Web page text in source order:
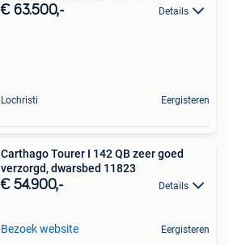
€ 63.500,- Details
Lochristi Eergisteren
Carthago Tourer I 142 QB zeer goed
verzorgd, dwarsbed 11823
€ 54.900,- Details
Bezoek website Eergisteren